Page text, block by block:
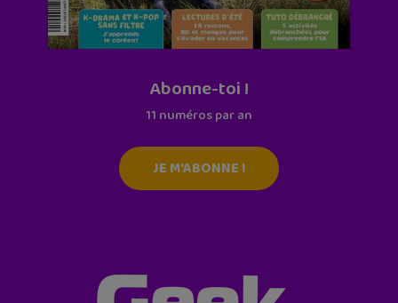
Abonne-toi !
11 numéros par an
JE M'ABONNE !